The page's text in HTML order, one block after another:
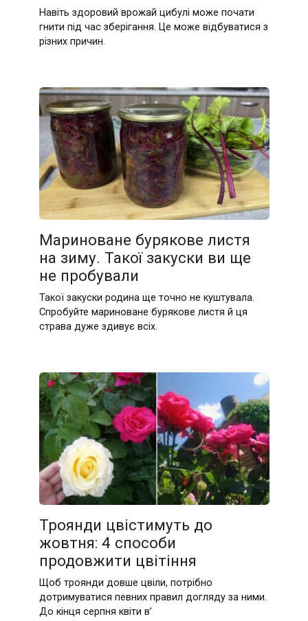
Навіть здоровий врожай цибулі може почати
гнити під час зберігання. Це може відбуватися з
різних причин.
Мариноване бурякове листя
на зиму. Такої закуски ви ще
не пробували
Такої закуски родина ще точно не куштувала.
Спробуйте мариноване бурякове листя й ця
страва дуже здивує всіх.
Троянди цвістимуть до
жовтня: 4 способи
продовжити цвітіння
Щоб троянди довше цвіли, потрібно
дотримуватися певних правил догляду за ними.
До кінця серпня квіти в’